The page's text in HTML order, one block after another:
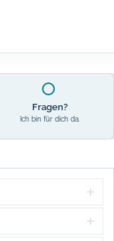
Fragen?
Ich bin für dich da.